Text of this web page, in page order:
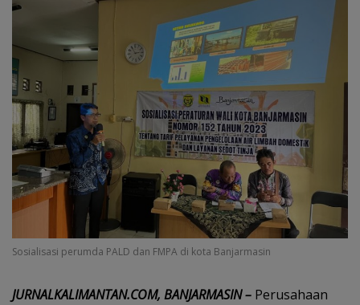
Sosialisasi perumda PALD dan FMPA di kota Banjarmasin
JURNALKALIMANTAN.COM, BANJARMASIN – Perusahaan